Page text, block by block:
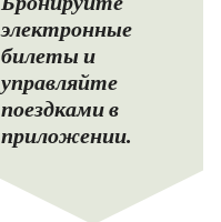
электронные
билеты и
управляйте
поездками в
приложении.